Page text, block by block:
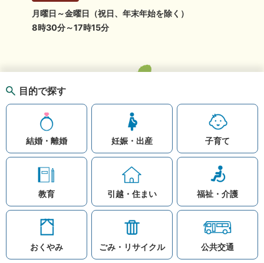
目的で探す
結婚・離婚 妊娠・出産 子育て
教育 引越・住まい 福祉・介護
おくやみ ごみ・リサイクル 公共交通
月曜日～金曜日（祝日、年末年始を除く）
8時30分～17時15分